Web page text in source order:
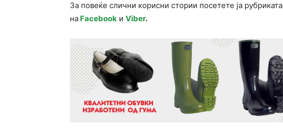
За повеќе слични корисни стории посетете ја рубриката
на Facebook и Viber.